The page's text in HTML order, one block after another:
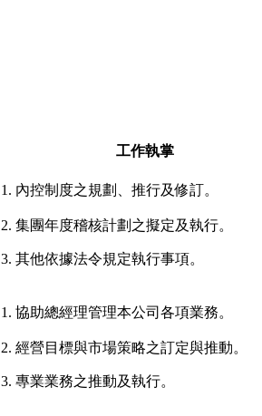
工作執掌
1. 內控制度之規劃、推行及修訂。
2. 集團年度稽核計劃之擬定及執行。
3. 其他依據法令規定執行事項。
1. 協助總經理管理本公司各項業務。
2. 經營目標與市場策略之訂定與推動。
3. 專業業務之推動及執行。